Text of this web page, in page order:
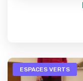
ESPACES VERTS